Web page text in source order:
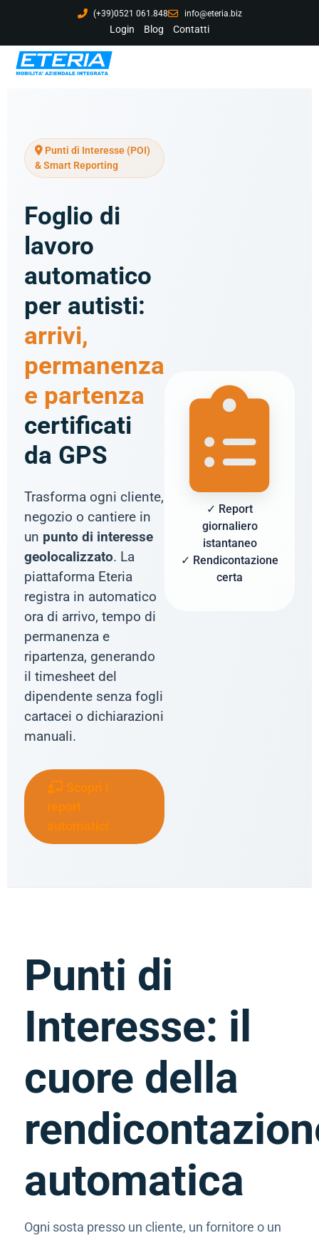
Login Blog Contatti
(+39)0521 061.848 info@eteria.biz
Punti di Interesse (POI)
& Smart Reporting
Foglio di
lavoro
automatico
per autisti:
arrivi,
permanenza
e partenza
certificati
da GPS
Trasforma ogni cliente,
negozio o cantiere in
un punto di interesse
geolocalizzato. La
piattaforma Eteria
registra in automatico
ora di arrivo, tempo di
permanenza e
ripartenza, generando
il timesheet del
dipendente senza fogli
cartacei o dichiarazioni
manuali.
Scopri i
report
automatici
✓ Report
giornaliero
istantaneo
✓ Rendicontazione
certa
Punti di
Interesse: il
cuore della
automatica
Ogni sosta presso un cliente, un fornitore o un